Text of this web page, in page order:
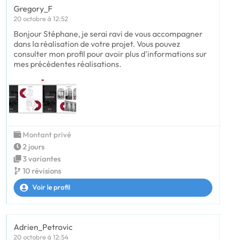
Gregory_F
20 octobre à 12:52
Bonjour Stéphane, je serai ravi de vous accompagner
dans la réalisation de votre projet. Vous pouvez
consulter mon profil pour avoir plus d'informations sur
mes précédentes réalisations.
Montant privé
2 jours
3 variantes
10 révisions
Voir le profil
Adrien_Petrovic
20 octobre à 12:54